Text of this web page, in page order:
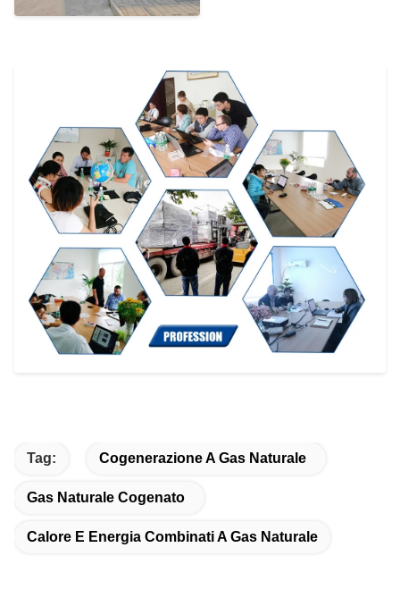
Tag: Cogenerazione A Gas Naturale
Gas Naturale Cogenato
Calore E Energia Combinati A Gas Naturale